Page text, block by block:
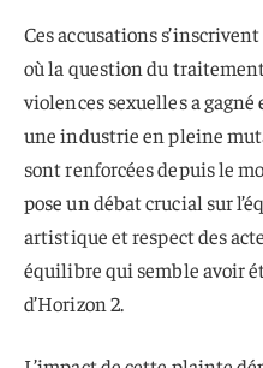
Ces accusations
où la question du
violences sexuelles a
une industrie en pleine
sont renforcées depuis le
pose un débat crucial sur
artistique et respect des
équilibre qui semble avoir
d’Horizon 2.